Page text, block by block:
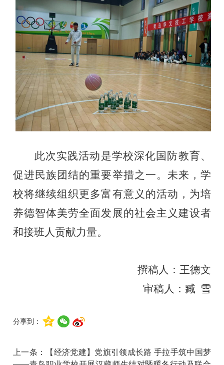
此次实践活动是学校深化国防教育、
促进民族团结的重要举措之一。未来，学
校将继续组织更多富有意义的活动，为培
养德智体美劳全面发展的社会主义建设者
和接班人贡献力量。
撰稿人：王德文
审稿人： 臧 雪
分享到：
上一条：
【经济党建】党旗引领成长路 手拉手筑中国梦